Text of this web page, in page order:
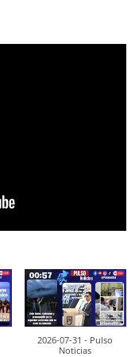
2026-07-31 - Pulso
Noticias